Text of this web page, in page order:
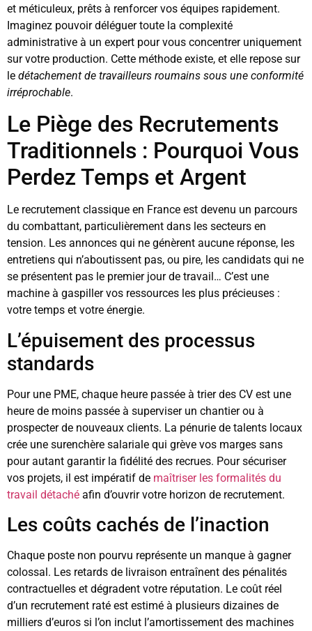
et méticuleux, prêts à renforcer vos équipes rapidement.
Imaginez pouvoir déléguer toute la complexité
administrative à un expert pour vous concentrer uniquement
sur votre production. Cette méthode existe, et elle repose sur
le détachement de travailleurs roumains sous une conformité
irréprochable.
Le Piège des Recrutements
Traditionnels : Pourquoi Vous
Perdez Temps et Argent
Le recrutement classique en France est devenu un parcours
du combattant, particulièrement dans les secteurs en
tension. Les annonces qui ne génèrent aucune réponse, les
entretiens qui n’aboutissent pas, ou pire, les candidats qui ne
se présentent pas le premier jour de travail… C’est une
machine à gaspiller vos ressources les plus précieuses :
votre temps et votre énergie.
L’épuisement des processus
standards
Pour une PME, chaque heure passée à trier des CV est une
heure de moins passée à superviser un chantier ou à
prospecter de nouveaux clients. La pénurie de talents locaux
crée une surenchère salariale qui grève vos marges sans
pour autant garantir la fidélité des recrues. Pour sécuriser
vos projets, il est impératif de maîtriser les formalités du
travail détaché afin d’ouvrir votre horizon de recrutement.
Les coûts cachés de l’inaction
Chaque poste non pourvu représente un manque à gagner
colossal. Les retards de livraison entraînent des pénalités
contractuelles et dégradent votre réputation. Le coût réel
d’un recrutement raté est estimé à plusieurs dizaines de
milliers d’euros si l’on inclut l’amortissement des machines